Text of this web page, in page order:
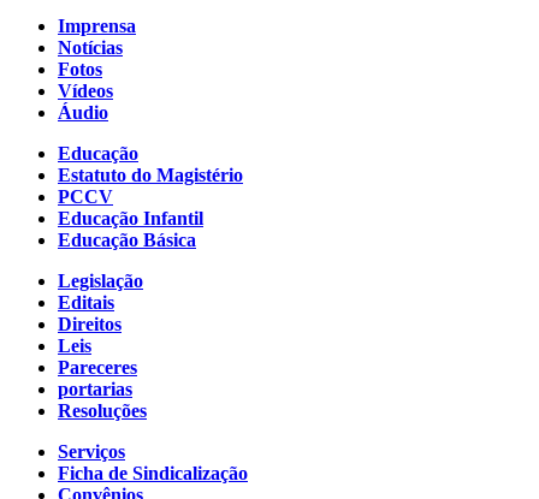
Imprensa
Notícias
Fotos
Vídeos
Áudio
Educação
Estatuto do Magistério
PCCV
Educação Infantil
Educação Básica
Legislação
Editais
Direitos
Leis
Pareceres
portarias
Resoluções
Serviços
Ficha de Sindicalização